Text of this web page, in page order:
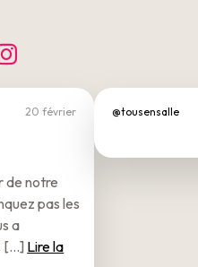
20 février
de notre
pas les
a
[...]Lire la
@tousensalle